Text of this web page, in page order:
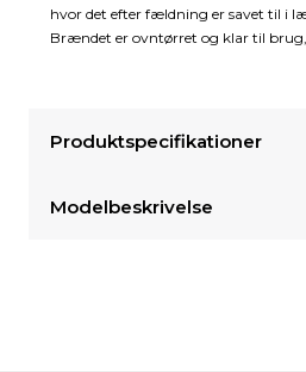
hvor det efter fældning er savet til i
Brændet er ovntørret og klar til
Produktspecifikationer
Modelbeskrivelse